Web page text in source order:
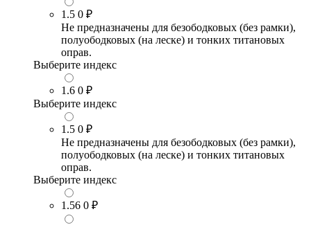
1.5 0 ₽
Не предназначены для безободковых (без рамки),
полуободковых (на леске) и тонких титановых
оправ.
Выберите индекс
1.6 0 ₽
Выберите индекс
1.5 0 ₽
Не предназначены для безободковых (без рамки),
полуободковых (на леске) и тонких титановых
оправ.
Выберите индекс
1.56 0 ₽